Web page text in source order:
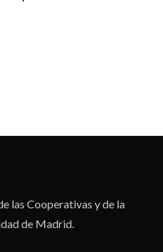
las Cooperativas y de la
de Madrid.